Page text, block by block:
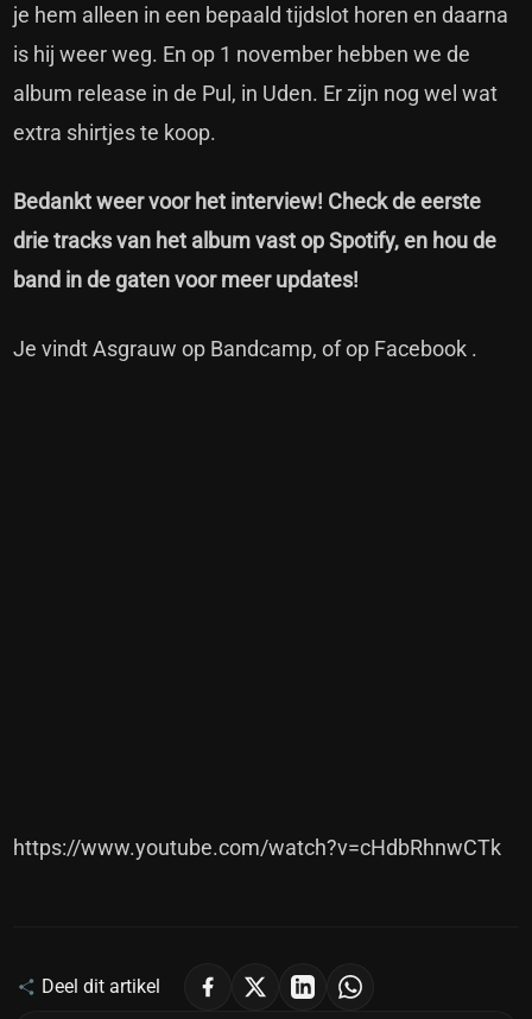
je hem alleen in een bepaald tijdslot horen en daarna
is hij weer weg. En op 1 november hebben we de
album release in de Pul, in Uden. Er zijn nog wel wat
extra shirtjes te koop.
Bedankt weer voor het interview! Check de eerste
drie tracks van het album vast op Spotify, en hou de
band in de gaten voor meer updates!
Je vindt Asgrauw op Bandcamp, of op Facebook .
https://www.youtube.com/watch?v=cHdbRhnwCTk
Deel dit artikel